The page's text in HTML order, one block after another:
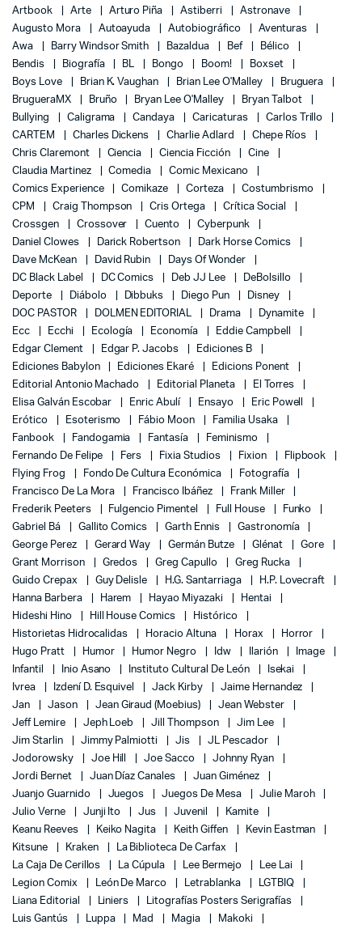
Artbook
Arte Arturo Piña Astiberri
Astronave
Augusto Mora
Autoayuda Autobiográfico
Aventuras
Awa
Barry Windsor Smith Bazaldua Bef
Bélico
Bendis
Biografía BL Bongo Boom!
Boxset
Boys Love
Brian K. Vaughan Brian Lee O'Malley
Bruguera
BrugueraMX
Bruño Bryan Lee O'Malley
Bryan Talbot
Bullying
Caligrama Candaya Caricaturas
Carlos Trillo
CARTEM
Charles Dickens Charlie Adlard
Chepe Ríos
Chris Claremont
Ciencia Ciencia Ficción
Cine
Claudia Martinez
Comedia
Comic Mexicano
Comics Experience
Comikaze Corteza
Costumbrismo
CPM
Craig Thompson Cris Ortega
Crítica Social
Crossgen
Crossover Cuento
Cyberpunk
Daniel Clowes
Darick Robertson
Dark Horse Comics
Dave McKean
David Rubin
Days Of Wonder
DC Black Label
DC Comics Deb JJ Lee
DeBolsillo
Deporte
Diábolo Dibbuks Diego Pun
Disney
DOC PASTOR
DOLMEN EDITORIAL Drama
Dynamite
Ecc
Ecchi Ecología Economía
Eddie Campbell
Edgar Clement
Edgar P. Jacobs
Ediciones B
Ediciones Babylon
Ediciones Ekaré
Edicions Ponent
Editorial Antonio Machado
Editorial Planeta
El Torres
Elisa Galván Escobar
Enric Abulí Ensayo
Eric Powell
Erótico
Esoterismo Fábio Moon
Familia Usaka
Fanbook
Fandogamia Fantasía
Feminismo
Fernando De Felipe
Fers Fixia Studios Fixion
Flipbook
Flying Frog
Fondo De Cultura Económica
Fotografía
Francisco De La Mora
Francisco Ibáñez
Frank Miller
Frederik Peeters
Fulgencio Pimentel Full House
Funko
Gabriel Bá
Gallito Comics Garth Ennis
Gastronomía
George Perez
Gerard Way Germán Butze Glénat
Gore
Grant Morrison
Gredos Greg Capullo
Greg Rucka
Guido Crepax
Guy Delisle H.G. Santarriaga
H.P. Lovecraft
Hanna Barbera
Harem Hayao Miyazaki
Hentai
Hideshi Hino
Hill House Comics
Histórico
Historietas Hidrocalidas
Horacio Altuna Horax
Horror
Hugo Pratt
Humor Humor Negro Idw Ilarión
Image
Infantil
Inio Asano Instituto Cultural De León
Isekai
Ivrea
Izdení D. Esquivel Jack Kirby
Jaime Hernandez
Jan
Jason Jean Giraud (Moebius)
Jean Webster
Jeff Lemire
Jeph Loeb Jill Thompson
Jim Lee
Jim Starlin
Jimmy Palmiotti Jis
JL Pescador
Jodorowsky
Joe Hill Joe Sacco
Johnny Ryan
Jordi Bernet
Juan Díaz Canales
Juan Giménez
Juanjo Guarnido
Juegos Juegos De Mesa
Julie Maroh
Julio Verne
Junji Ito Jus Juvenil
Kamite
Keanu Reeves
Keiko Nagita Keith Giffen
Kevin Eastman
Kitsune
Kraken
La Biblioteca De Carfax
La Caja De Cerillos
La Cúpula Lee Bermejo
Lee Lai
Legion Comix
León De Marco Letrablanka
LGTBIQ
Liana Editorial
Liniers
Litografías Posters Serigrafías
Luis Gantús
Luppa Mad Magia
Makoki